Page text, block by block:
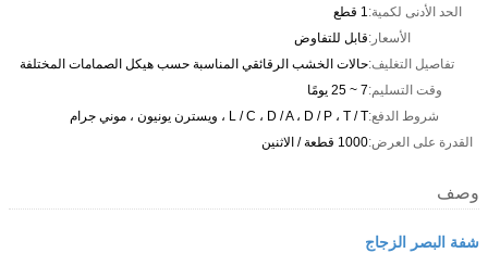
الحد الأدنى لكمية:1 قطع
الأسعار:قابل للتفاوض
تفاصيل التغليف:حالات الخشب الرقائقي المناسبة حسب هيكل الصمامات المختلفة
وقت التسليم:7 ~ 25 يومًا
شروط الدفع:L / C ، D / A ، D / P ، T / T ، ويسترن يونيون ، موني جرام
القدرة على العرض:1000 قطعة / الاثنين
وصف
شفة البصر الزجاج